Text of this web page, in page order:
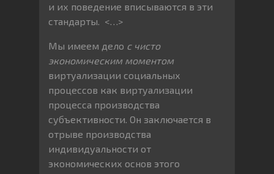
и их поведение вписываются в эти
стандарты. <…>
Мы имеем дело с чисто
экономическим моментом
виртуализации социальных
процессов как виртуализации
процесса производства
субъективности. Он заключается в
отрыве производства
индивидуальности от
экономических основ этого